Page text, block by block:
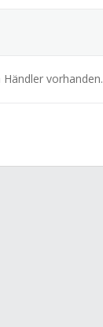
vorhanden.